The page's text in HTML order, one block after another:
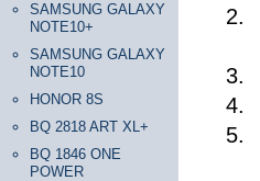
SAMSUNG GALAXY
NOTE10+
SAMSUNG GALAXY
NOTE10
HONOR 8S
BQ 2818 ART XL+
BQ 1846 ONE
POWER